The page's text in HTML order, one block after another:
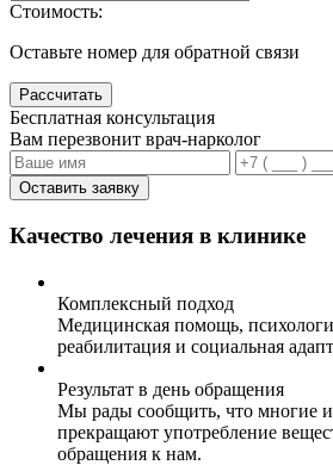
Стоимость:
Оставьте номер для обратной связи
Рассчитать
Бесплатная консультация
Вам перезвонит врач-нарколог
Оставить заявку
Качество лечения в клинике
Комплексный подход
Медицинская помощь,
реабилитация и социальная
Результат в день обращения
Мы рады сообщить, что многие
прекращают употребление
обращения к нам.